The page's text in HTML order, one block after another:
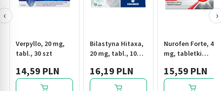
Verpyllo, 20 mg,
tabl., 30 szt
14,59 PLN
Bilastyna Hitaxa,
20 mg, tabl., 10
16,19 PLN
Nurofen Forte, 400
mg, tabletki
15,59 PLN
‹ ›